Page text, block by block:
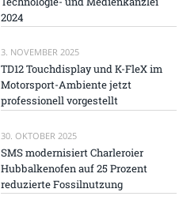
2024
3. NOVEMBER 2025
TD12 Touchdisplay und K-FleX im
Motorsport-Ambiente jetzt
professionell vorgestellt
30. OKTOBER 2025
SMS modernisiert Charleroier
Hubbalkenofen auf 25 Prozent
reduzierte Fossilnutzung